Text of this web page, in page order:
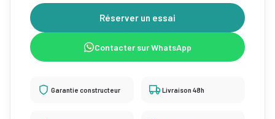
Réserver un essai
Contacter sur WhatsApp
Garantie constructeur Livraison 48h